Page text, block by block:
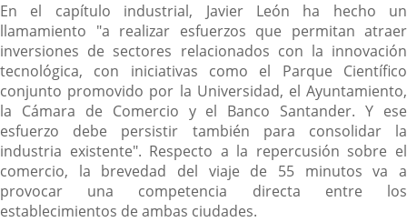
En el capítulo industrial, Javier León ha hecho un
llamamiento "a realizar esfuerzos que permitan atraer
inversiones de sectores relacionados con la innovación
tecnológica, con iniciativas como el Parque Científico
conjunto promovido por la Universidad, el Ayuntamiento,
la Cámara de Comercio y el Banco Santander. Y ese
esfuerzo debe persistir también para consolidar la
industria existente". Respecto a la repercusión sobre el
comercio, la brevedad del viaje de 55 minutos va a
provocar una competencia directa entre los
establecimientos de ambas ciudades.